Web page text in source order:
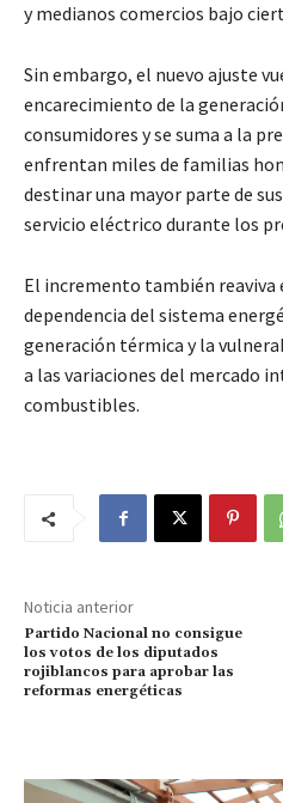
y medianos comercios bajo
Sin embargo, el nuevo ajuste
encarecimiento de la
consumidores y se suma a la
enfrentan miles de familias
destinar una mayor parte de
servicio eléctrico durante los
El incremento también reaviva
dependencia del sistema
generación térmica y la
a las variaciones del mercado
combustibles.
Noticia anterior
Partido Nacional no consigue
los votos de los diputados
rojiblancos para aprobar las
reformas energéticas